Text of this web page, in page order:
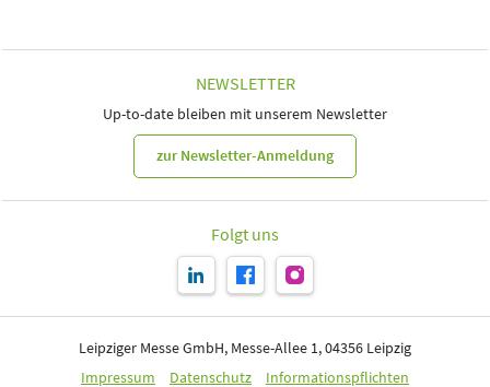
NEWSLETTER
Up-to-date bleiben mit unserem Newsletter
zur Newsletter-Anmeldung
Folgt uns
Leipziger Messe GmbH, Messe-Allee 1, 04356 Leipzig
Impressum
Datenschutz Informationspflichten